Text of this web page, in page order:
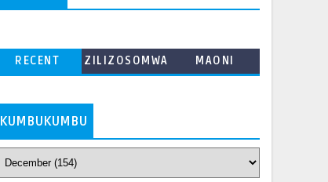
RECENT
ZILIZOSOMWA
MAONI
KUMBUKUMBU